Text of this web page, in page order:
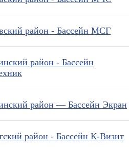
район - Бассейн МСГ
район - Бассейн
район — Бассейн Экран
район - Бассейн К-Визит